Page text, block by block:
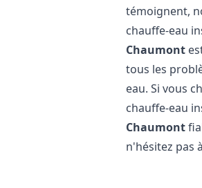
témoignent,
chauffe-eau
Chaumont
tous les
eau. Si vous
chauffe-eau
Chaumont
n'hésitez pas